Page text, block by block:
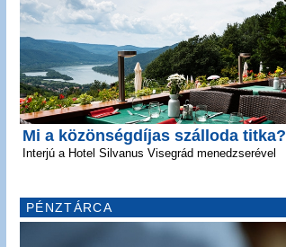
Mi a közönségdíjas szálloda titka?
Interjú a Hotel Silvanus Visegrád menedzserével
PÉNZTÁRCA